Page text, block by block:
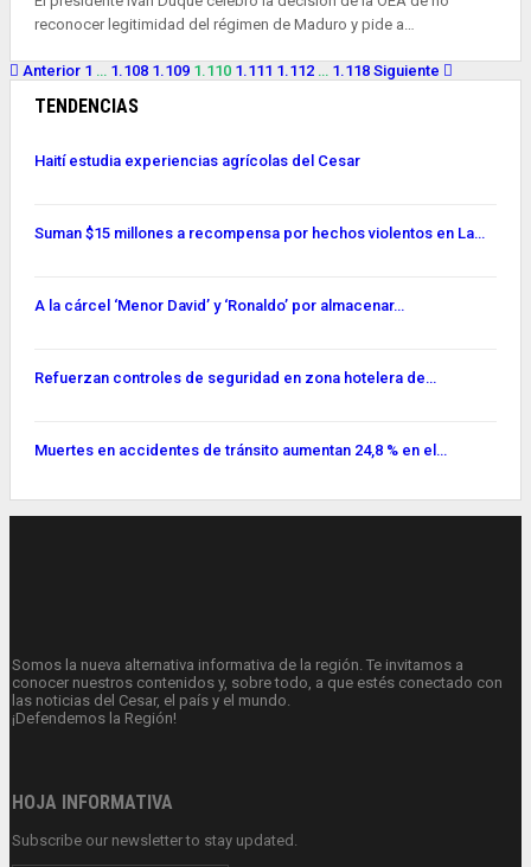
reconocer legitimidad del régimen de Maduro y pide a…
Anterior 1 … 1.108 1.109 1.110 1.111 1.112 … 1.118 Siguiente
TENDENCIAS
Haití estudia experiencias agrícolas del Cesar
Suman $15 millones a recompensa por hechos violentos en La…
A la cárcel ‘Menor David’ y ‘Ronaldo’ por almacenar…
Refuerzan controles de seguridad en zona hotelera de…
Muertes en accidentes de tránsito aumentan 24,8 % en el…
Somos la nueva alternativa informativa de la región. Te invitamos a
conocer nuestros contenidos y, sobre todo, a que estés conectado con
las noticias del Cesar, el país y el mundo.
¡Defendemos la Región!
HOJA INFORMATIVA
Subscribe our newsletter to stay updated.